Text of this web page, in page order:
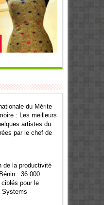
du Mérite
: Les meilleurs
artistes du
par le chef de
de la productivité
: 36 000
pour le
Systems